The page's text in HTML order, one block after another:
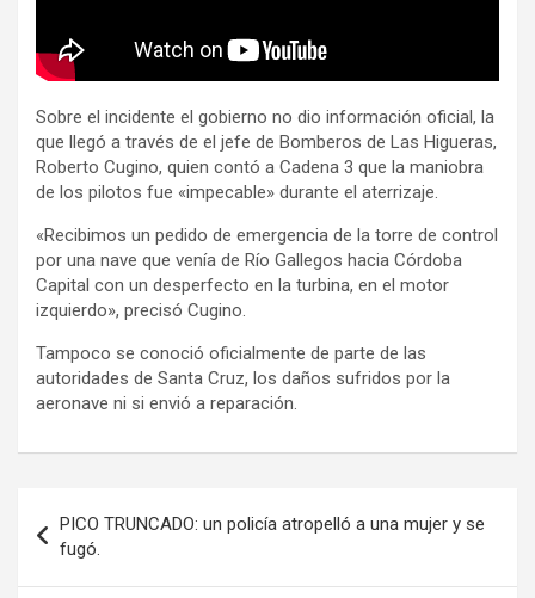
Sobre el incidente el gobierno no dio información oficial, la
que llegó a través de el jefe de Bomberos de Las Higueras,
Roberto Cugino, quien contó a Cadena 3 que la maniobra
de los pilotos fue «impecable» durante el aterrizaje.
«Recibimos un pedido de emergencia de la torre de control
por una nave que venía de Río Gallegos hacia Córdoba
Capital con un desperfecto en la turbina, en el motor
izquierdo», precisó Cugino.
Tampoco se conoció oficialmente de parte de las
autoridades de Santa Cruz, los daños sufridos por la
aeronave ni si envió a reparación.
de
entradas
PICO TRUNCADO: un policía atropelló a una mujer y se
fugó.